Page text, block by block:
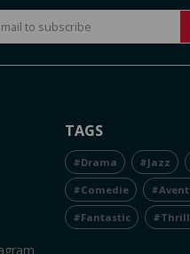
TAGS
#Drama #Jazz
#Comedie
#Fantastic